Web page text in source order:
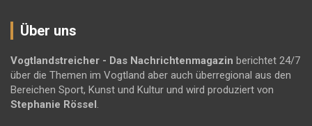
Über uns
Vogtlandstreicher - Das Nachrichtenmagazin berichtet 24/7
über die Themen im Vogtland aber auch überregional aus den
Bereichen Sport, Kunst und Kultur und wird produziert von
Stephanie Rössel.